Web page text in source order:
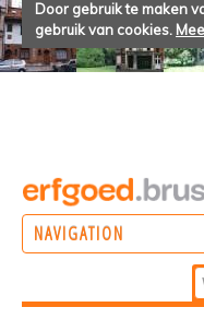
Door gebruik te maken
gebruik van cookies.
NAVIGATION